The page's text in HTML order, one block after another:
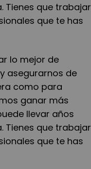
Tienes que trabajar
que te has
lo mejor de
asegurarnos de
como para
ganar más
llevar años
Tienes que trabajar
que te has